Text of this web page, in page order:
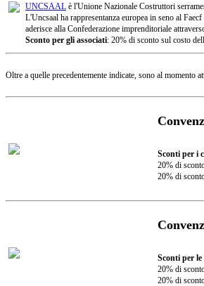
UNCSAAL è l'Unione Nazionale Costruttori
L'Uncsaal ha rappresentanza europea in seno al Faecf
aderisce alla Confederazione imprenditoriale
Sconto per gli associati: 20% di sconto sul costo
Oltre a quelle precedentemente indicate, sono al momento
Sconti per i
20% di
20% di
Sconti per
20% di
20% di